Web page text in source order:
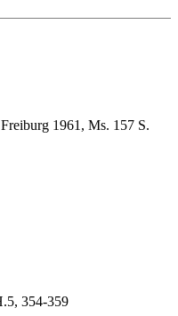
1961, Ms. 157 S.
354-359